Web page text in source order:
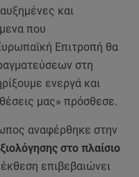
και
που
Επιτροπή θα
στη
ενεργά και
μας» πρόσθεσε.
αναφέρθηκε στην
στο πλαίσιο
επιβεβαιώνει